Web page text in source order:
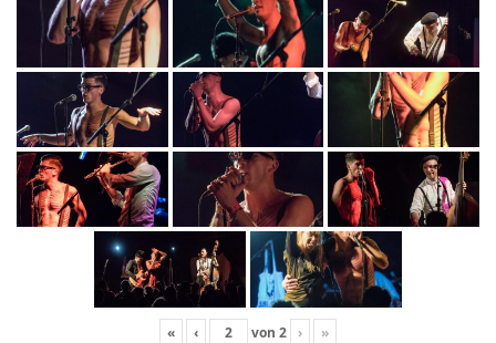
« ‹ von 2 › »